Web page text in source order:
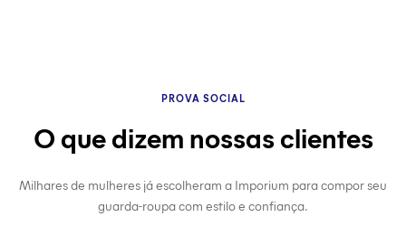
PROVA SOCIAL
O que dizem nossas clientes
Milhares de mulheres já escolheram a Imporium para compor seu
guarda-roupa com estilo e confiança.